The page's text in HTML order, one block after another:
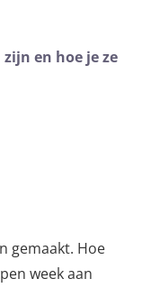
en hoe je ze
gemaakt. Hoe
week aan